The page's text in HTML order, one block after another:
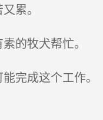
累。
的牧犬帮忙。
完成这个工作。